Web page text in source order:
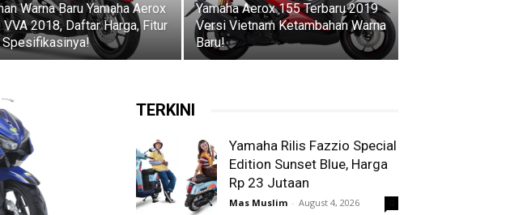
Warna Baru Yamaha Aerox
VVA 2018, Daftar Harga, Fitur
Spesifikasinya!
Yamaha Aerox 155 Terbaru 2019
Versi Vietnam Ketambahan Warna
Baru!
TERKINI
Yamaha Rilis Fazzio Special
Edition Sunset Blue, Harga
Rp 23 Jutaan
Mas Muslim - August 4, 2026